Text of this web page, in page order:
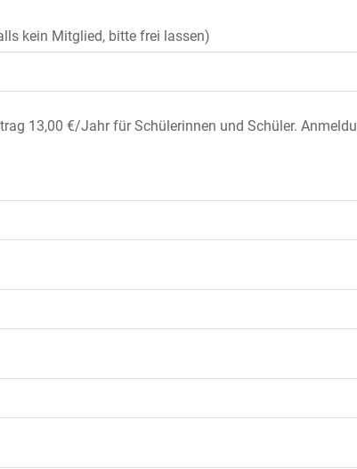
kein Mitglied, bitte frei lassen)
13,00 €/Jahrfür Schülerinnen und Schüler.